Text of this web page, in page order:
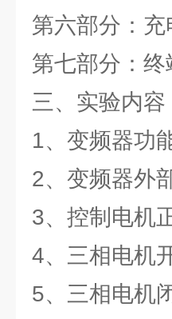
第六部分：
第七部分：
三、实验内容
1、变频器功
2、变频器外
3、控制电机
4、三相电机
5、三相电机